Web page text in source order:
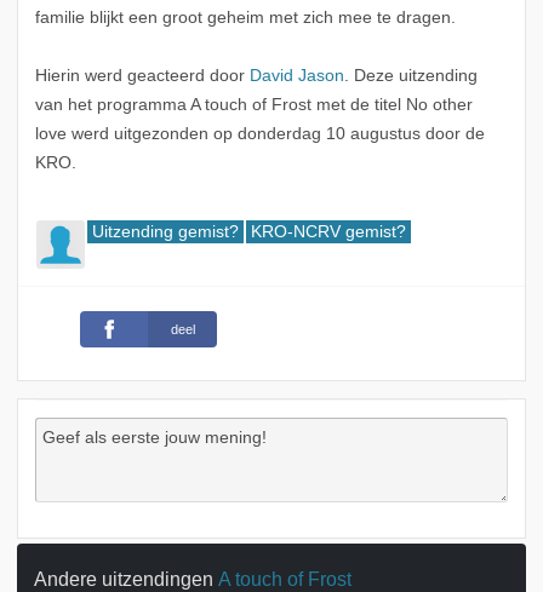
familie blijkt een groot geheim met zich mee te dragen.
Hierin werd geacteerd door David Jason. Deze uitzending
van het programma A touch of Frost met de titel No other
love werd uitgezonden op donderdag 10 augustus door de
KRO.
Uitzending gemist? KRO-NCRV gemist?
deel
Andere uitzendingen A touch of Frost